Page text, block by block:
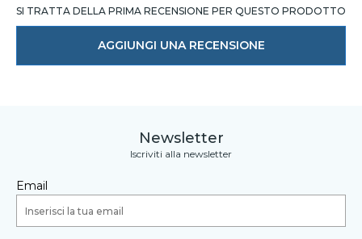
SI TRATTA DELLA PRIMA RECENSIONE PER QUESTO PRODOTTO
AGGIUNGI UNA RECENSIONE
Newsletter
Iscriviti alla newsletter
Email